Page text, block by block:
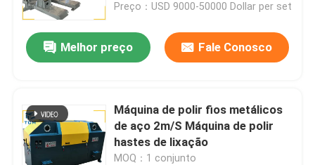
Preço：USD 9000-50000 Dollar per set
Melhor preço Fale Conosco
Máquina de polir fios metálicos
de aço 2m/S Máquina de polir
hastes de lixação
MOQ：1 conjunto